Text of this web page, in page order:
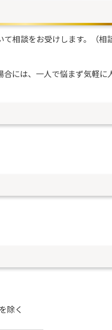
相談をお受けします。（相
合には、一人で悩まず気軽に
除く